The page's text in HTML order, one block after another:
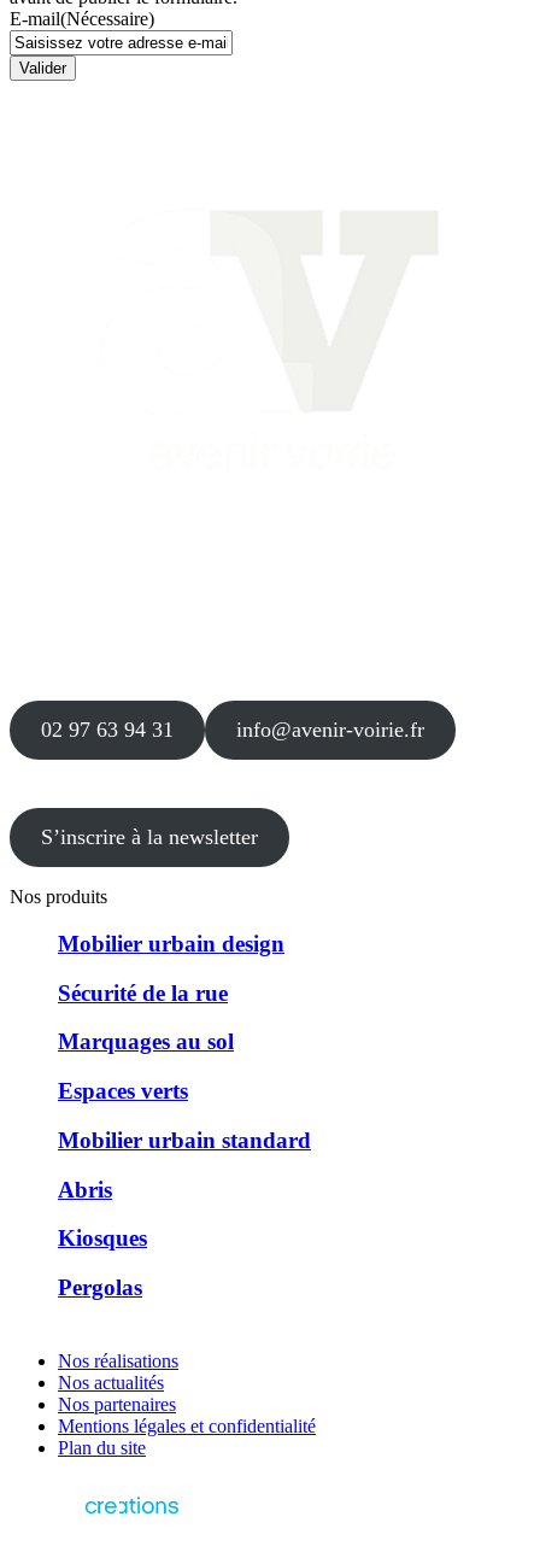
E-mail(Nécessaire)
Valider
02 97 63 94 31 info@avenir-voirie.fr
S’inscrire à la newsletter
Nos produits
Mobilier urbain design
Sécurité de la rue
Marquages au sol
Espaces verts
Mobilier urbain standard
Abris
Kiosques
Pergolas
Nos réalisations
Nos actualités
Nos partenaires
Mentions légales et confidentialité
Plan du site